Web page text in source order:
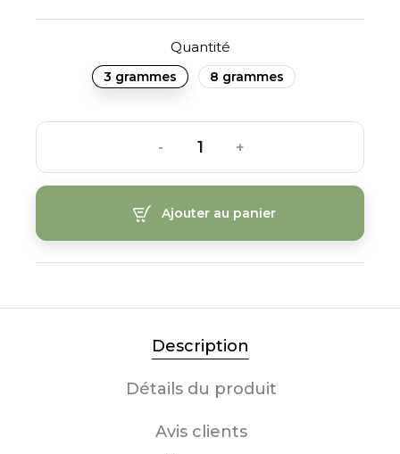
Quantité
3 grammes 8 grammes
- +
Ajouter au panier
Description
Détails du produit
Avis clients